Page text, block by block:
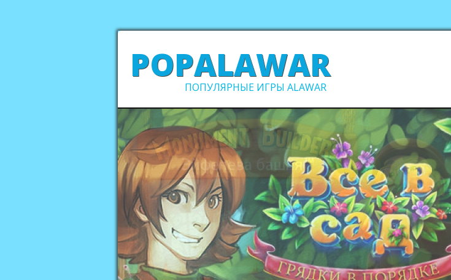
POPALAWAR
ПОПУЛЯРНЫЕ ИГРЫ ALAWAR